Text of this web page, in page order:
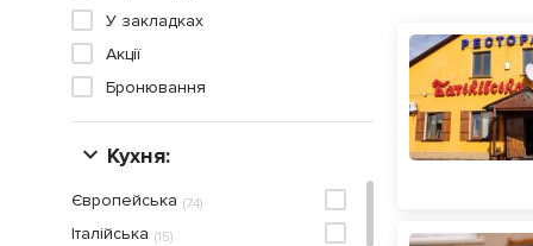
У закладках
Акції
Бронювання
Кухня:
(74)
Європейська
(15)
Італійська